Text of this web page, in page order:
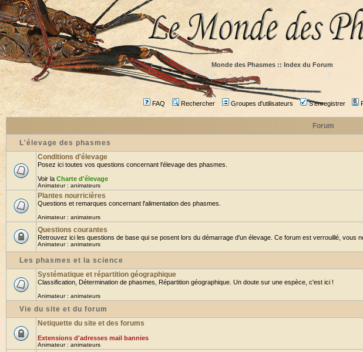
Monde des Phasmes :: Index du Forum
FAQ Rechercher Groupes d'utilisateurs S'enregistrer
Forum
L'élevage des phasmes
Conditions d'élevage
Posez ici toutes vos questions concernant l'élevage des phasmes.
Voir la Charte d'élevage
Animateur : animateurs
Plantes nourricières
Questions et remarques concernant l'alimentation des phasmes.
Animateur : animateurs
Questions courantes
Retrouvez ici les questions de base qui se posent lors du démarrage d'un élevage. Ce forum est verrouillé, vous
Animateur : animateurs
Les phasmes et la science
Systématique et répartition géographique
Classification, Détermination de phasmes, Répartition géographique. Un doute sur une espèce, c'est ici !
Animateur : animateurs
Vie du site et du forum
Netiquette du site et des forums
Extensions d'adresses mail bannies
Animateur : animateurs